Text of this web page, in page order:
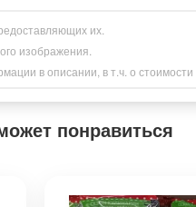
их.
изображения.
в описании, в т.ч. о стоимости
понравиться